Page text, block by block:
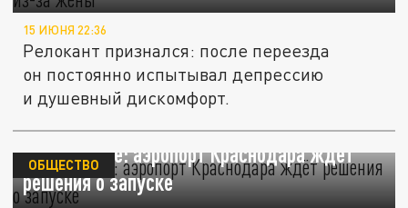
15 ИЮНЯ 22:36
Релокант признался: после переезда
он постоянно испытывал депрессию
и душевный дискомфорт.
Юг наготове: аэропорт Краснодара ждёт
решения о запуске
ОБЩЕСТВО